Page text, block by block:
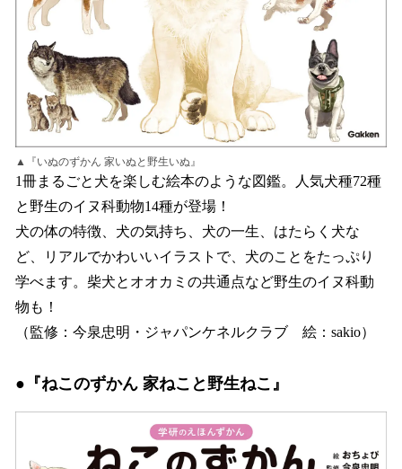
▲『いぬのずかん 家いぬと野生いぬ』
1冊まるごと犬を楽しむ絵本のような図鑑。人気犬種72種
と野生のイヌ科動物14種が登場！
犬の体の特徴、犬の気持ち、犬の一生、はたらく犬な
ど、リアルでかわいいイラストで、犬のことをたっぷり
学べます。柴犬とオオカミの共通点など野生のイヌ科動
物も！
（監修：今泉忠明・ジャパンケネルクラブ 絵：sakio）
●『ねこのずかん 家ねこと野生ねこ』